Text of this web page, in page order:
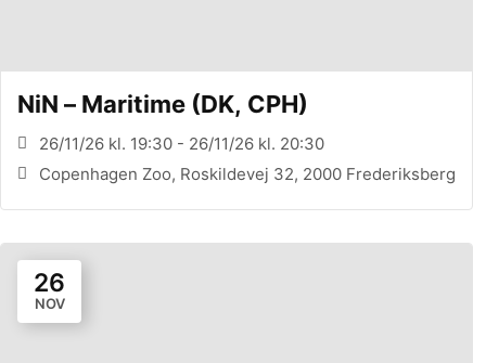
NiN – Maritime (DK, CPH)
26/11/26 kl. 19:30 - 26/11/26 kl. 20:30
Copenhagen Zoo, Roskildevej 32, 2000 Frederiksberg
26
NOV